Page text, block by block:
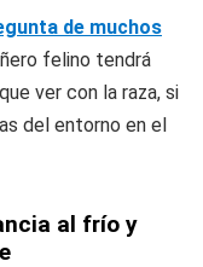
de muchos
felino tendrá
ver con la raza, si
del entorno en el
al frío y